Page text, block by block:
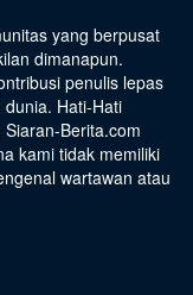
yang berpusat
dimanapun.
penulis lepas
Hati-Hati
Berita.com
kami tidak memiliki
wartawan atau